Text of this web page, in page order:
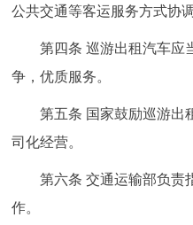
公共交通等客运服务方式协调
第四条 巡游出租汽车应
争，优质服务。
第五条 国家鼓励巡游出
司化经营。
第六条 交通运输部负责
作。